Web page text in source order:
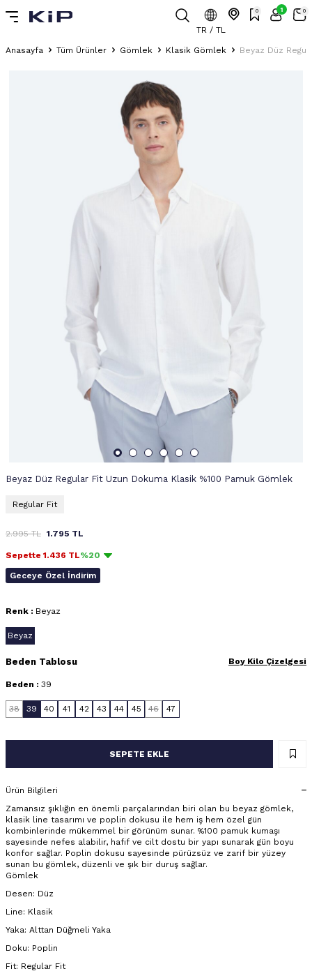
TR / TL
0 1 0
Anasayfa Tüm Ürünler Gömlek Klasik Gömlek Beyaz Düz
Beyaz Düz Regular Fit Uzun Dokuma Klasik %100 Pamuk Gömlek
Regular Fit
2.995TL 1.795 TL
Sepette 1.436 TL%20
Geceye Özel İndirim
Renk : Beyaz
Beyaz
Beden Tablosu Boy Kilo Çizelgesi
Beden : 39
38 39 40 41 42 43 44 45 46 47
SEPETE EKLE
Ürün Bilgileri
Zamansız şıklığın en önemli parçalarından biri olan bu beyaz gömlek,
klasik line tasarımı ve poplin dokusu ile hem iş hem özel gün
kombinlerinde mükemmel bir görünüm sunar. %100 pamuk kumaşı
sayesinde nefes alabilir, hafif ve cilt dostu bir yapı sunarak gün boyu
konfor sağlar. Poplin dokusu sayesinde pürüzsüz ve zarif bir yüzey
sunan bu gömlek, düzenli ve şık bir duruş sağlar.
Gömlek
Desen: Düz
Line: Klasik
Yaka: Alttan Düğmeli Yaka
Doku: Poplin
Fit: Regular Fit